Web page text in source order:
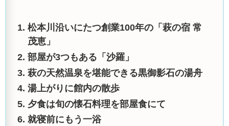
松本川沿いにたつ創業100年の「萩の宿 常
茂恵」
部屋が3つもある「沙羅」
萩の天然温泉を堪能できる黒御影石の湯舟
湯上がりに館内の散歩
夕食は旬の懐石料理を部屋食にて
就寝前にもう一浴